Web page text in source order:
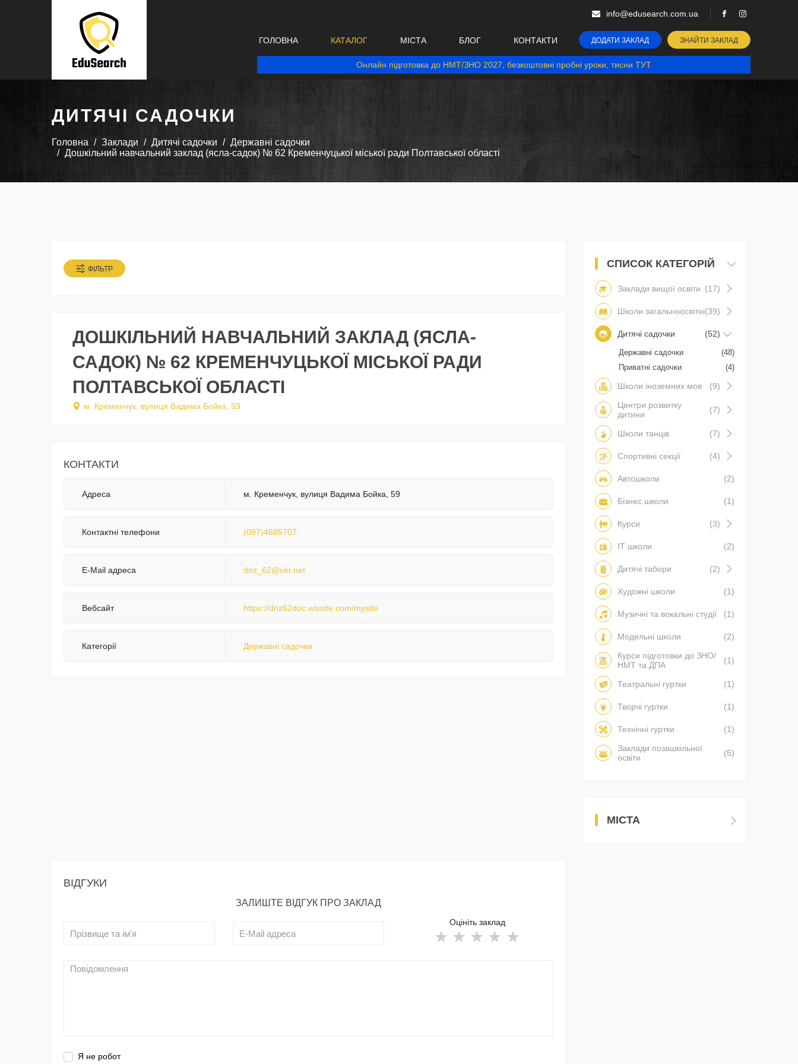
info@edusearch.com.ua
ГОЛОВНА КАТАЛОГ МІСТА БЛОГ КОНТАКТИ ДОДАТИ ЗАКЛАД ЗНАЙТИ ЗАКЛАД
Онлайн підготовка до НМТ/ЗНО 2027, безкоштовні пробні уроки, тисни ТУТ
ДИТЯЧІ САДОЧКИ
Головна Заклади Дитячі садочки
Державні садочки
Дошкільний навчальний заклад (ясла-садок) № 62 Кременчуцької міської ради Полтавської області
ФІЛЬТР
ДОШКІЛЬНИЙ НАВЧАЛЬНИЙ ЗАКЛАД (ЯСЛА-
САДОК) № 62 КРЕМЕНЧУЦЬКОЇ МІСЬКОЇ РАДИ
ПОЛТАВСЬКОЇ ОБЛАСТІ
м. Кременчук, вулиця Вадима Бойка, 59
КОНТАКТИ
Адреса м. Кременчук, вулиця Вадима Бойка, 59
Контактні телефони (097)4685707
E-Mail адреса dnz_62@ukr.net
Вебсайт https://dnz62doc.wixsite.com/mysite
Категорії Державні садочки
ВІДГУКИ
ЗАЛИШТЕ ВІДГУК ПРО ЗАКЛАД
Оцініть заклад
Я не робот
СПИСОК КАТЕГОРІЙ
Заклади вищої освіти (17)
Школи загальноосвітні(39)
Дитячі садочки (52)
Державні садочки
(48)
Приватні садочки
(4)
Школи іноземних мов
(9)
Центри розвитку
дитини
(7)
Школи танців (7)
Спортивні секції (4)
Автошколи (2)
Бізнес школи (1)
Курси (3)
IT школи (2)
Дитячі табори (2)
Художні школи (1)
Музичні та вокальні студії (1)
Модельні школи
(2)
Курси підготовки до ЗНО/
НМТ та ДПА
(1)
Театральні гуртки (1)
Творчі гуртки (1)
Технічні гуртки
(1)
Заклади позашкільної
освіти
(5)
МІСТА